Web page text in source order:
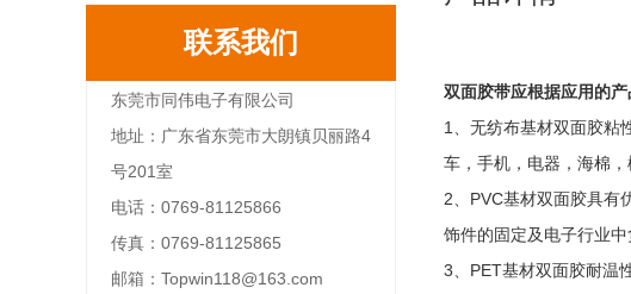
联系我们
东莞市同伟电子有限公司
地址：广东省东莞市大朗镇贝丽路4
号201室
电话：0769-81125866
传真：0769-81125865
邮箱：Topwin118@163.com
双面胶带应根据应用的
1、无纺布基材双面胶粘
车，手机，电器，海棉
2、PVC基材双面胶具有
饰件的固定及电子行业中
3、PET基材双面胶耐温